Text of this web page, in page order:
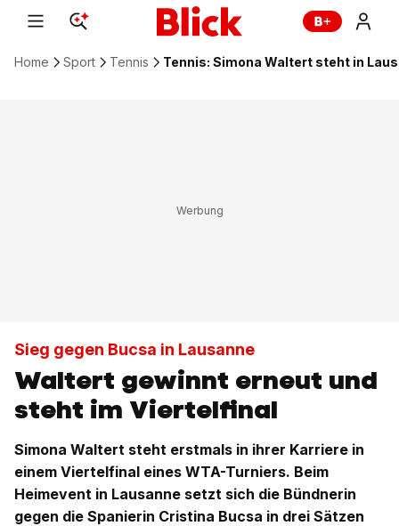
Home Sport Tennis Tennis: Simona Waltert steht in
Sieg gegen Bucsa in Lausanne
Waltert gewinnt erneut und
steht im Viertelfinal
Simona Waltert steht erstmals in ihrer Karriere in
einem Viertelfinal eines WTA-Turniers. Beim
Heimevent in Lausanne setzt sich die Bündnerin
gegen die Spanierin Cristina Bucsa in drei Sätzen